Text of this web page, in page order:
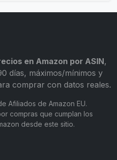
en Amazon por ASIN,
días, máximos/mínimos y
comprar con datos reales.
Afiliados de Amazon EU.
compras que cumplan los
desde este sitio.